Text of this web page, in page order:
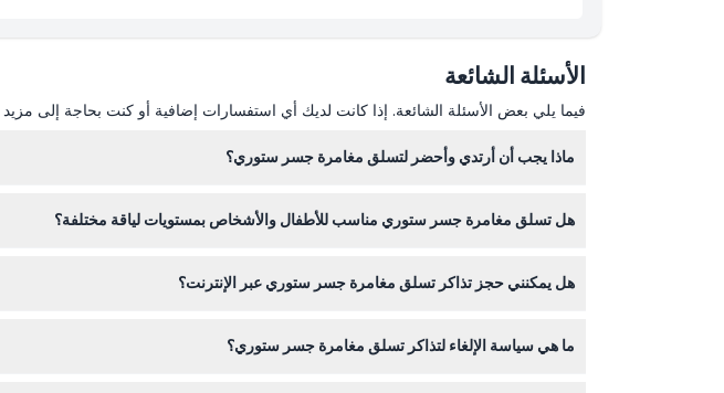
الأسئلة الشائعة
فيما يلي بعض الأسئلة الشائعة. إذا كانت لديك أي استفسارات إضافية أو كنت بحاجة إلى
ماذا يجب أن أرتدي وأحضر لتسلق مغامرة جسر ستوري؟
هل تسلق مغامرة جسر ستوري مناسب للأطفال والأشخاص بمستويات لياقة مختلفة؟
هل يمكنني حجز تذاكر تسلق مغامرة جسر ستوري عبر الإنترنت؟
ما هي سياسة الإلغاء لتذاكر تسلق مغامرة جسر ستوري؟